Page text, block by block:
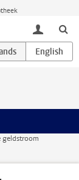
toggle
geldstroom